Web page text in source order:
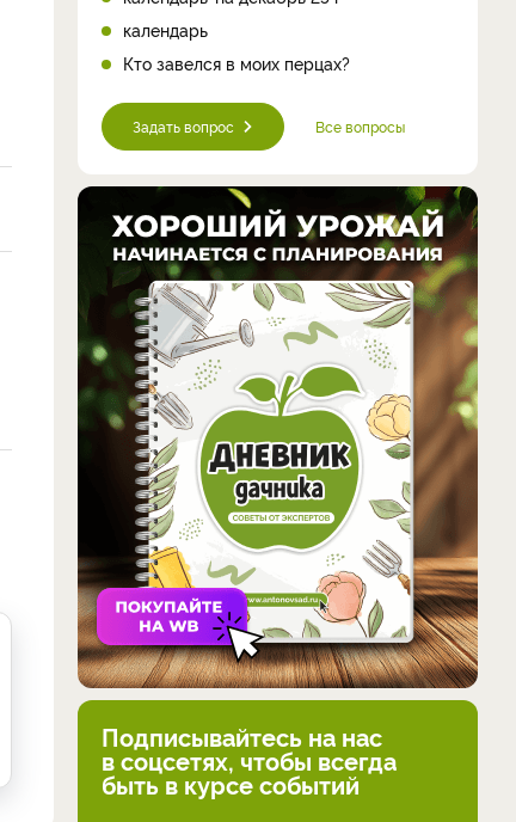
календарь
Кто завелся в моих перцах?
Задать вопрос Все вопросы
Подписывайтесь на нас
в соцсетях, чтобы всегда
быть в курсе событий